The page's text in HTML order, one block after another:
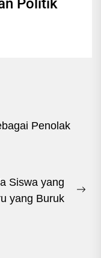
Politik
Penolak
Siswa yang
yang Buruk